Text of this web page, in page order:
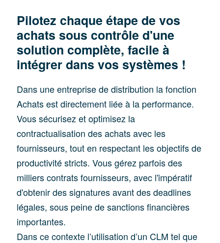
Pilotez chaque étape de vos
achats sous contrôle d'une
solution complète, facile à
intégrer dans vos systèmes !
Dans une entreprise de distribution la fonction
Achats est directement liée à la performance.
Vous sécurisez et optimisez la
contractualisation des achats avec les
fournisseurs, tout en respectant les objectifs de
productivité stricts. Vous gérez parfois des
milliers contrats fournisseurs, avec l'impératif
d'obtenir des signatures avant des deadlines
légales, sous peine de sanctions financières
importantes.
Dans ce contexte l’utilisation d’un CLM tel que